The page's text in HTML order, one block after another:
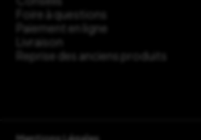
Foire à questions
Paiement en ligne
Livraison
Reprise des anciens produits